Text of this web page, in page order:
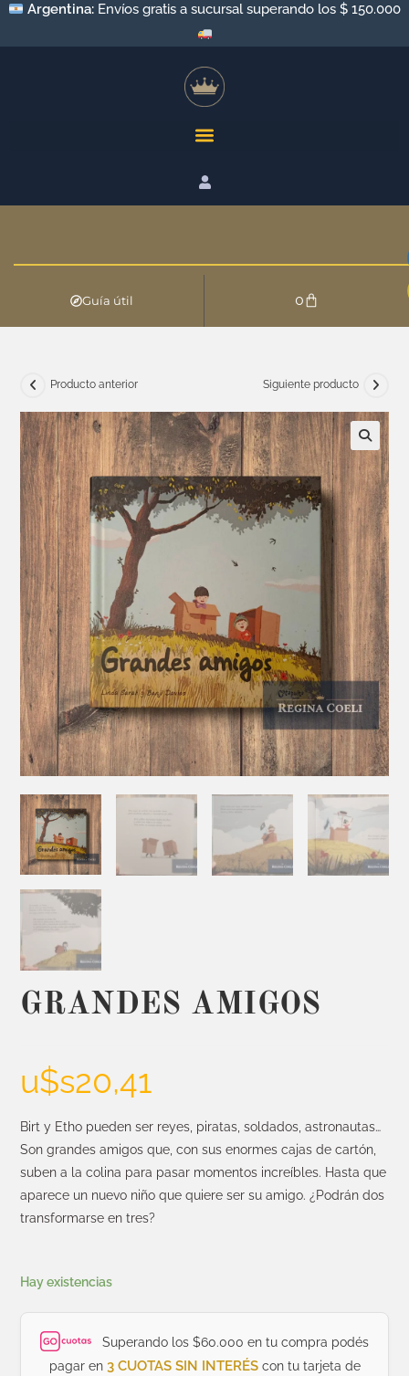
Argentina:Envíos a todo el país por Andreani y Correo
Argentino
Guía útil 0
Producto anterior Siguiente producto
GRANDES AMIGOS
u$s20,41
Birt y Etho pueden ser reyes, piratas, soldados, astronautas…
Son grandes amigos que, con sus enormes cajas de cartón,
suben a la colina para pasar momentos increíbles. Hasta que
aparece un nuevo niño que quiere ser su amigo. ¿Podrán dos
transformarse en tres?
Hay existencias
Superando los $60.000 en tu compra podés
pagar en 3 CUOTAS SIN INTERÉScon tu tarjeta de